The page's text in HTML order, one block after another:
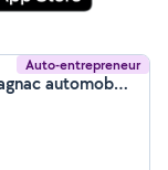
Auto-entrepreneur
Pierre-Etienne Salagnac (Salagnac automobile)